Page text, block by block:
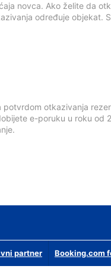
novca. Ako želite da
određuje objekat.
otkazivanja
e-poruku u roku od
partner Booking.com